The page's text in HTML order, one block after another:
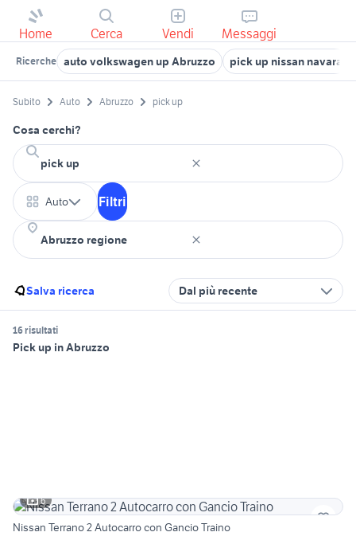
Home Cerca Vendi Messaggi
Ricerche auto volkswagen up Abruzzo pick up nissan navara
Subito Auto Abruzzo pick up
Cosa cerchi?
Auto Filtri
Salva ricerca Dal più recente
16 risultati
Pick up in Abruzzo
6
Nissan Terrano 2 Autocarro con Gancio Traino